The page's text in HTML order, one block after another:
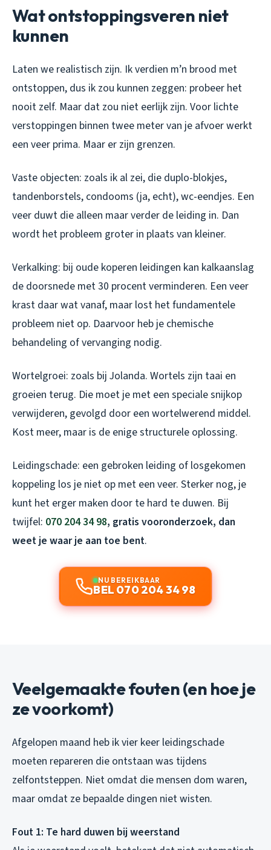
Wat ontstoppingsveren niet
kunnen
Laten we realistisch zijn. Ik verdien m’n brood met
ontstoppen, dus ik zou kunnen zeggen: probeer het
nooit zelf. Maar dat zou niet eerlijk zijn. Voor lichte
verstoppingen binnen twee meter van je afvoer werkt
een veer prima. Maar er zijn grenzen.
Vaste objecten: zoals ik al zei, die duplo-blokjes,
tandenborstels, condooms (ja, echt), wc-eendjes. Een
veer duwt die alleen maar verder de leiding in. Dan
wordt het probleem groter in plaats van kleiner.
Verkalking: bij oude koperen leidingen kan kalkaanslag
de doorsnede met 30 procent verminderen. Een veer
krast daar wat vanaf, maar lost het fundamentele
probleem niet op. Daarvoor heb je chemische
behandeling of vervanging nodig.
Wortelgroei: zoals bij Jolanda. Wortels zijn taai en
groeien terug. Die moet je met een speciale snijkop
verwijderen, gevolgd door een wortelwerend middel.
Kost meer, maar is de enige structurele oplossing.
Leidingschade: een gebroken leiding of losgekomen
koppeling los je niet op met een veer. Sterker nog, je
kunt het erger maken door te hard te duwen. Bij
twijfel: 070 204 34 98, gratis vooronderzoek, dan
weet je waar je aan toe bent.
NU BEREIKBAAR
BEL 070 204 34 98
Veelgemaakte fouten (en hoe je
ze voorkomt)
Afgelopen maand heb ik vier keer leidingschade
moeten repareren die ontstaan was tijdens
zelfontsteppen. Niet omdat die mensen dom waren,
maar omdat ze bepaalde dingen niet wisten.
Fout 1: Te hard duwen bij weerstand